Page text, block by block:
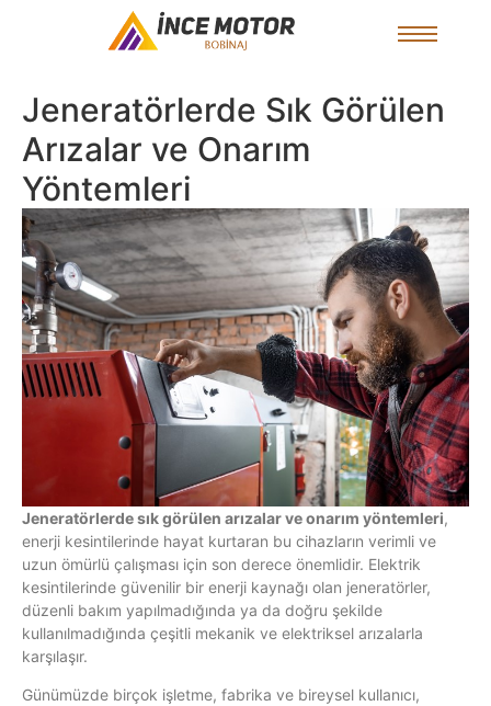
Jeneratörlerde Sık Görülen
Arızalar ve Onarım
Yöntemleri
Jeneratörlerde sık görülen arızalar ve onarım yöntemleri,
enerji kesintilerinde hayat kurtaran bu cihazların verimli ve
uzun ömürlü çalışması için son derece önemlidir. Elektrik
kesintilerinde güvenilir bir enerji kaynağı olan jeneratörler,
düzenli bakım yapılmadığında ya da doğru şekilde
kullanılmadığında çeşitli mekanik ve elektriksel arızalarla
karşılaşır.
Günümüzde birçok işletme, fabrika ve bireysel kullanıcı,